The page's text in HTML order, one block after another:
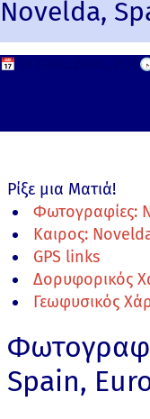
Novelda,
📅
Ρίξε μια Ματιά!
Φωτογραφίες:
Καιρος:
GPS links
Δορυφορικός
Γεωφυσικός
Spain,